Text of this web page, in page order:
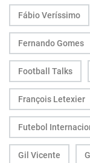
Fábio Veríssimo
Fernando Gomes
Football Talks
François Letexier
Futebol
Gil Vicente